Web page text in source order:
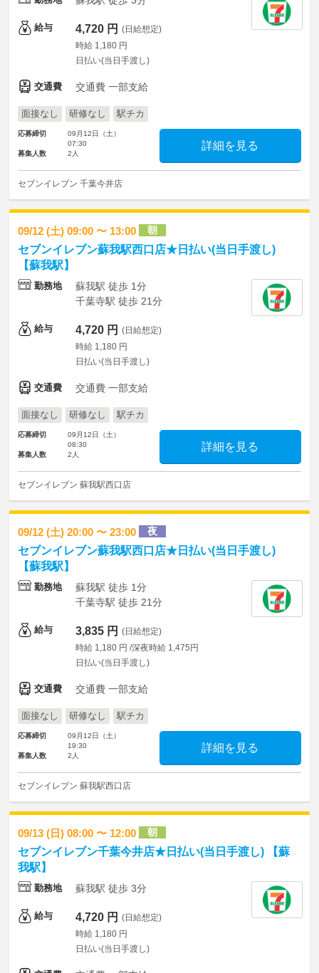
給与 4,720 円 (日給想定)
時給 1,180 円
日払い(当日手渡し)
交通費 交通費 一部支給
面接なし 研修なし 駅チカ
応募締切
09月12日（土）
07:30
募集人数
2人
詳細を見る
セブンイレブン 千葉今井店
09/12 (土) 09:00 〜 13:00 朝
セブンイレブン蘇我駅西口店★日払い(当日手渡し)
【蘇我駅】
勤務地
蘇我駅 徒歩 1分
千葉寺駅 徒歩 21分
給与 4,720 円 (日給想定)
時給 1,180 円
日払い(当日手渡し)
交通費 交通費 一部支給
面接なし 研修なし 駅チカ
応募締切
09月12日（土）
08:30
募集人数
2人
詳細を見る
セブンイレブン 蘇我駅西口店
09/12 (土) 20:00 〜 23:00 夜
セブンイレブン蘇我駅西口店★日払い(当日手渡し)
【蘇我駅】
勤務地
蘇我駅 徒歩 1分
千葉寺駅 徒歩 21分
給与 3,835 円 (日給想定)
時給 1,180 円 /深夜時給 1,475円
日払い(当日手渡し)
交通費 交通費 一部支給
面接なし 研修なし 駅チカ
応募締切
09月12日（土）
19:30
募集人数
2人
詳細を見る
セブンイレブン 蘇我駅西口店
09/13 (日) 08:00 〜 12:00 朝
セブンイレブン千葉今井店★日払い(当日手渡し) 【蘇
我駅】
勤務地 蘇我駅 徒歩 3分
給与 4,720 円 (日給想定)
時給 1,180 円
日払い(当日手渡し)